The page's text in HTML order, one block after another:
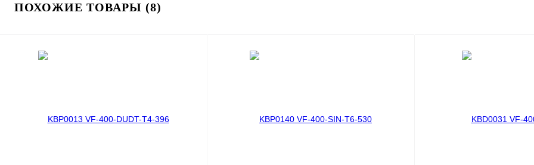
ПОХОЖИЕ ТОВАРЫ (8)